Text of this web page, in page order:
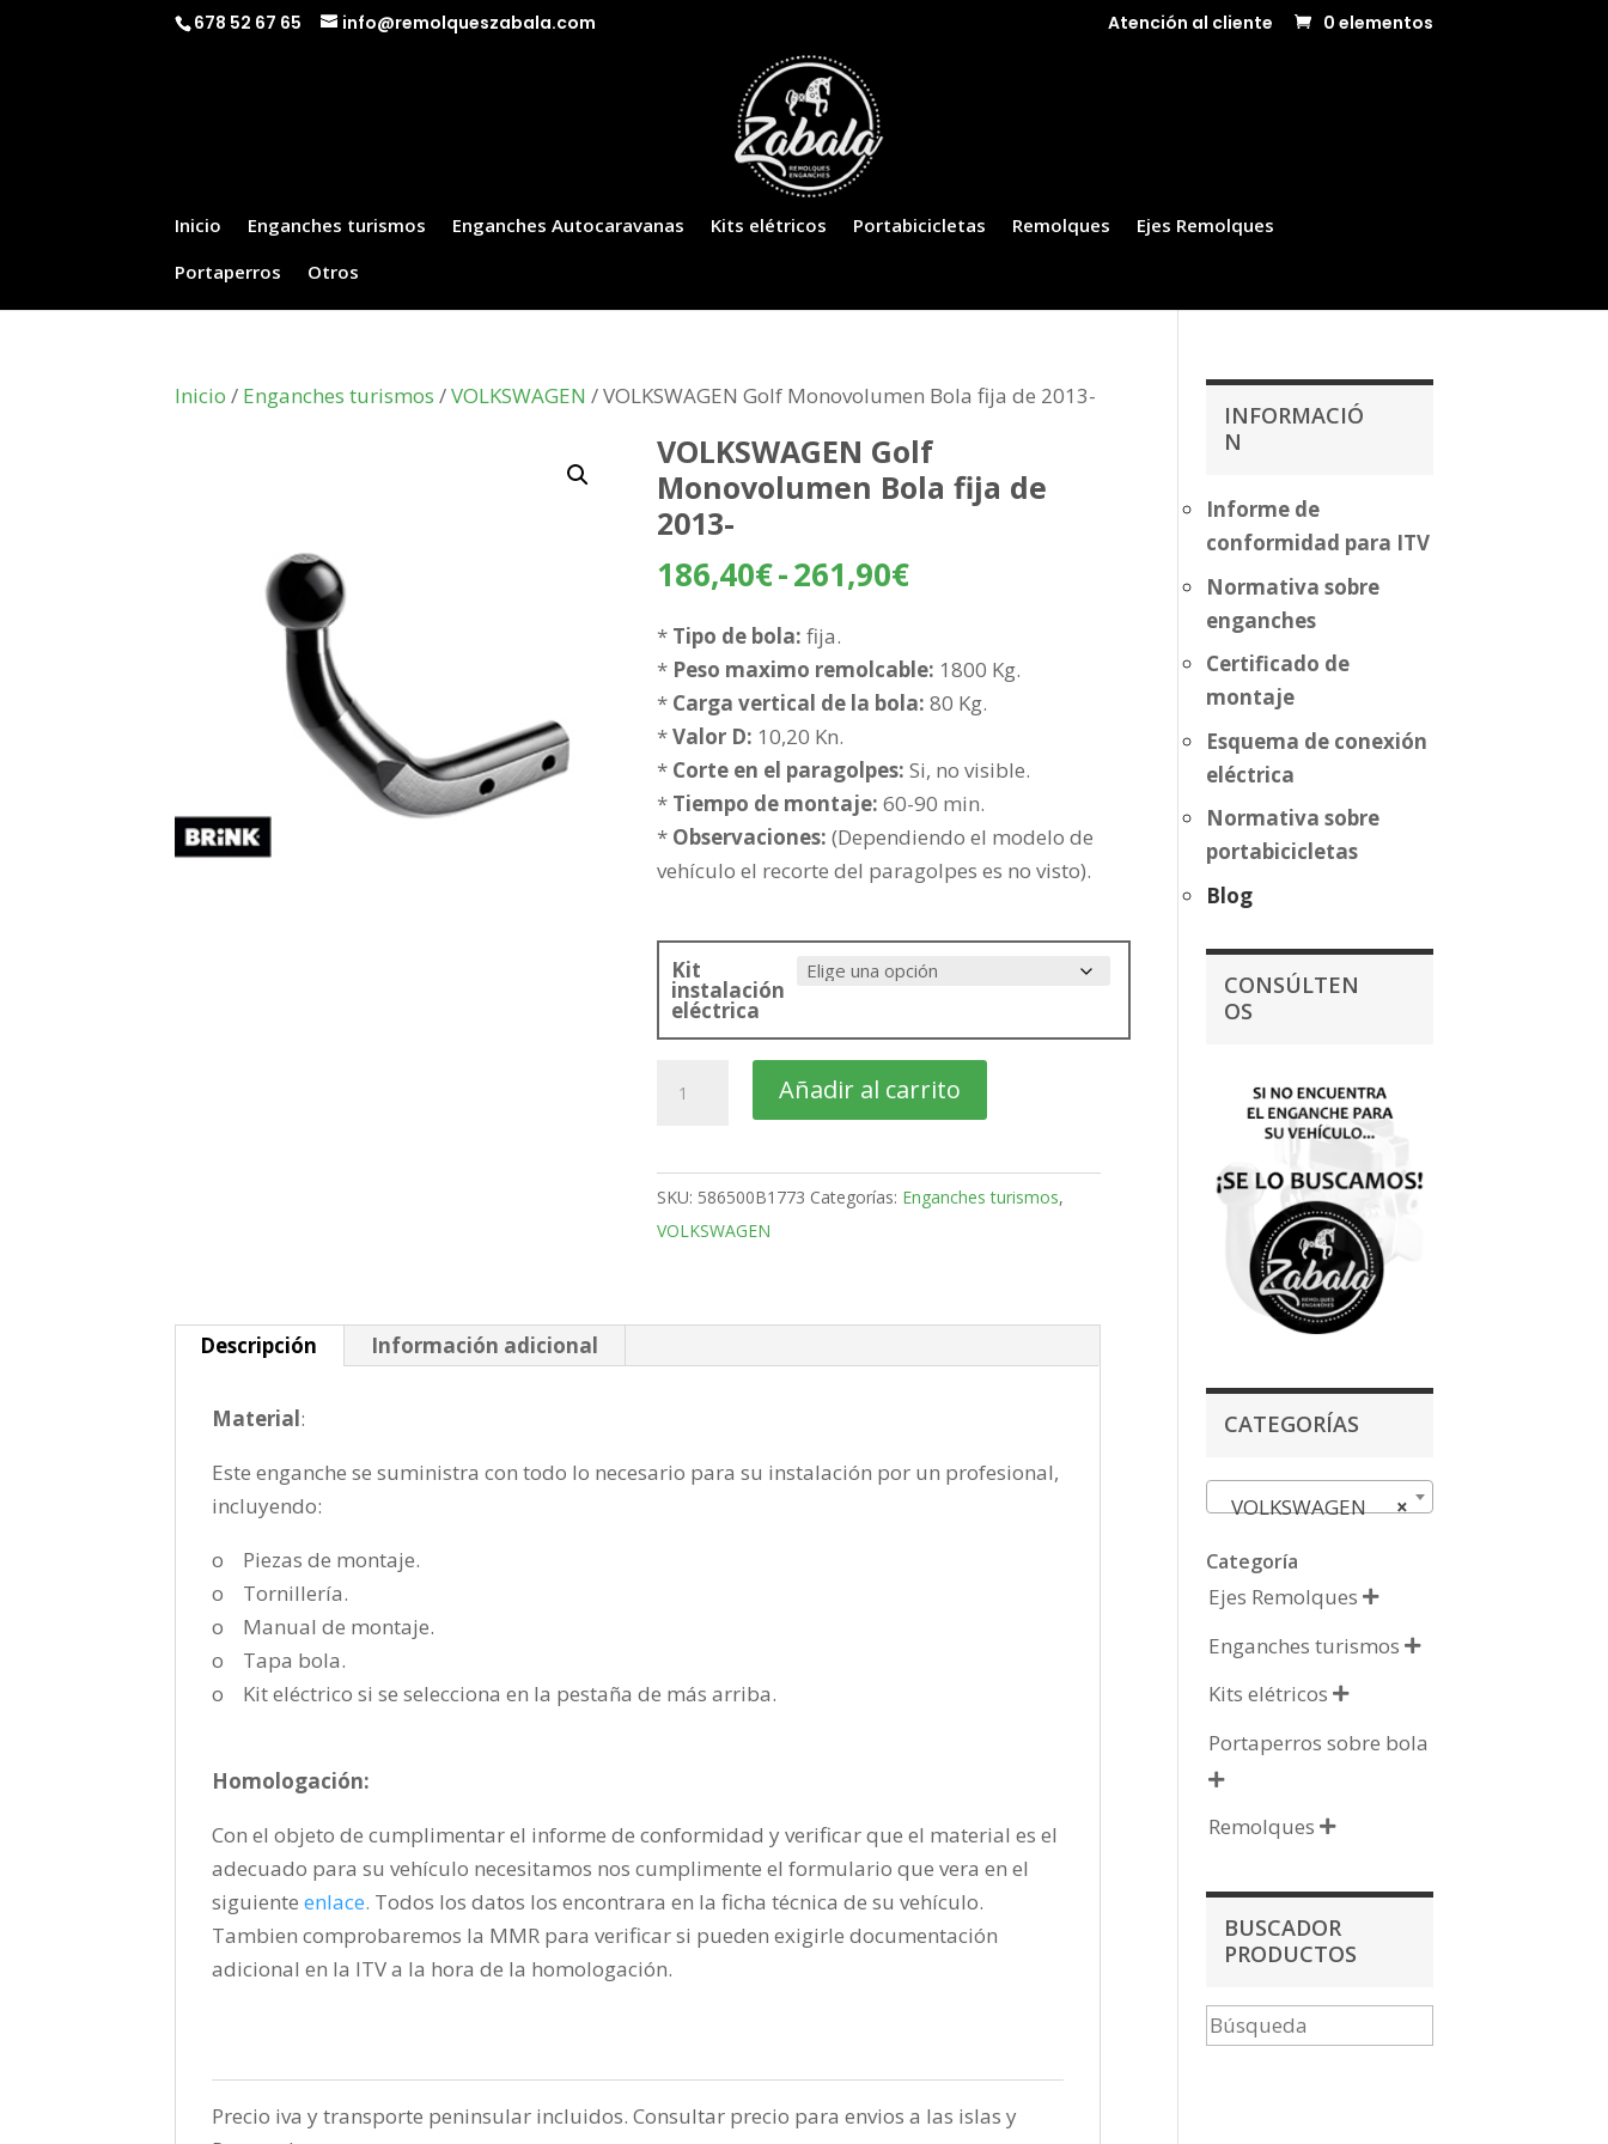
678 52 67 65 info@remolqueszabala.com Atención al cliente 0 elementos
Inicio Enganches turismos Enganches Autocaravanas Kits elétricos Portabicicletas Remolques
Ejes Remolques
Portaperros
Otros
Inicio / Enganches turismos /VOLKSWAGEN / VOLKSWAGEN Golf Monovolumen Bola fija de 2013-
VOLKSWAGEN Golf
Monovolumen Bola fija de
2013-
186,40€-261,90€Rango
desde
186,40€
261,90€
* Tipo de bola: fija.
* Peso maximo remolcable: 1800 Kg.
* Carga vertical de la bola: 80 Kg.
*Valor D: 10,20 Kn.
* Corte en el paragolpes: Si, no visible.
* Tiempo de montaje: 60-90 min.
* Observaciones: (Dependiendo el modelo de
vehículo el recorte del paragolpes es no visto).
Kit
instalación
eléctrica
VOLKSWAGEN
Golf
Bola
fija
de
Añadir al carrito
SKU: 586500B1773 Categorías: Enganches turismos,
VOLKSWAGEN
Descripción Información adicional
Material:
Este enganche se suministra con todo lo necesario para su instalación por un profesional,
incluyendo:
o Piezas de montaje.
o Tornillería.
o Manual de montaje.
o Tapa bola.
o Kit eléctrico si se selecciona en la pestaña de más arriba.
Homologación:
Con el objeto de cumplimentar el informe de conformidad y verificar que el material es el
adecuado para su vehículo necesitamos nos cumplimente el formulario que vera en el
siguienteenlace. Todos los datos los encontrara en la ficha técnica de su vehículo.
Tambien comprobaremos la MMR para verificar si pueden exigirle documentación
adicional en la ITV a la hora de la homologación.
Precio iva y transporte peninsular incluidos. Consultar precio para envios a las islas y
INFORMACIÓ
N
Informe de
conformidad para ITV
Normativa sobre
enganches
Certificado de
montaje
Esquema de conexión
eléctrica
Normativa sobre
portabicicletas
Blog
CONSÚLTEN
OS
CATEGORÍAS
×
VOLKSWAGEN
Categoría
Ejes Remolques 
Enganches turismos 
Kits elétricos 
Portaperros sobre bola

Remolques 
BUSCADOR
PRODUCTOS